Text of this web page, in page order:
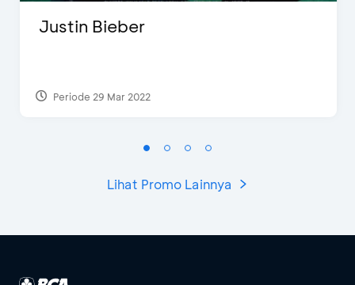
Justin Bieber
Periode 29 Mar 2022
Lihat Promo Lainnya